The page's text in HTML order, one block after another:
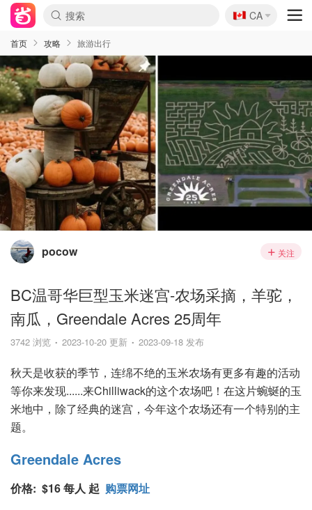
🇨🇦
CA
首页 攻略 旅游出行
pocow 关注
BC温哥华巨型玉米迷宫-农场采摘，羊驼，
南瓜，Greendale Acres 25周年
3742 浏览 2023-10-20 更新 2023-09-18 发布
秋天是收获的季节，连绵不绝的玉米农场有更多有趣的活动
等你来发现......来Chilliwack的这个农场吧！在这片蜿蜒的玉
米地中，除了经典的迷宫，今年这个农场还有一个特别的主
题。
Greendale Acres
价格: $16 每人 起 购票网址